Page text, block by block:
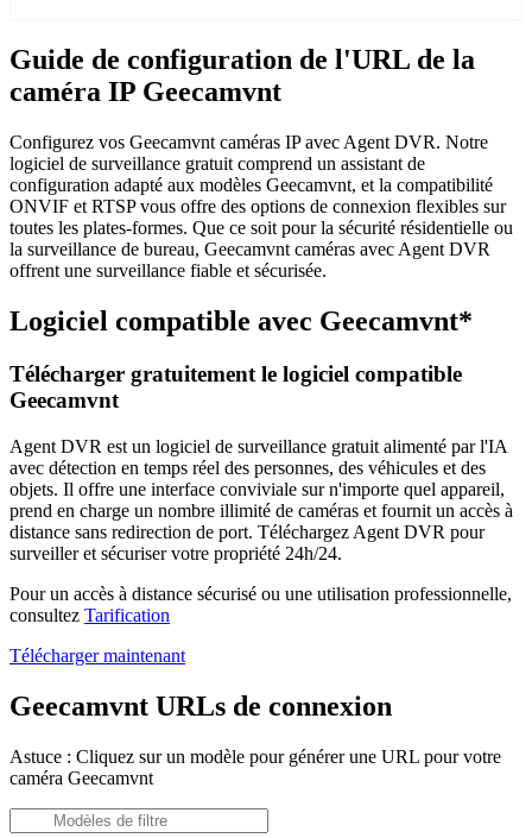
Guide de configuration de l'URL de la
caméra IP Geecamvnt
Configurez vos Geecamvnt caméras IP avec Agent DVR. Notre
logiciel de surveillance gratuit comprend un assistant de
configuration adapté aux modèles Geecamvnt, et la compatibilité
ONVIF et RTSP vous offre des options de connexion flexibles sur
toutes les plates-formes. Que ce soit pour la sécurité résidentielle ou
la surveillance de bureau, Geecamvnt caméras avec Agent DVR
offrent une surveillance fiable et sécurisée.
Logiciel compatible avec Geecamvnt*
Télécharger gratuitement le logiciel compatible
Geecamvnt
Agent DVR est un logiciel de surveillance gratuit alimenté par l'IA
avec détection en temps réel des personnes, des véhicules et des
objets. Il offre une interface conviviale sur n'importe quel appareil,
prend en charge un nombre illimité de caméras et fournit un accès à
distance sans redirection de port. Téléchargez Agent DVR pour
surveiller et sécuriser votre propriété 24h/24.
Pour un accès à distance sécurisé ou une utilisation professionnelle,
consultez Tarification
Télécharger maintenant
Geecamvnt URLs de connexion
Astuce : Cliquez sur un modèle pour générer une URL pour votre
caméra Geecamvnt